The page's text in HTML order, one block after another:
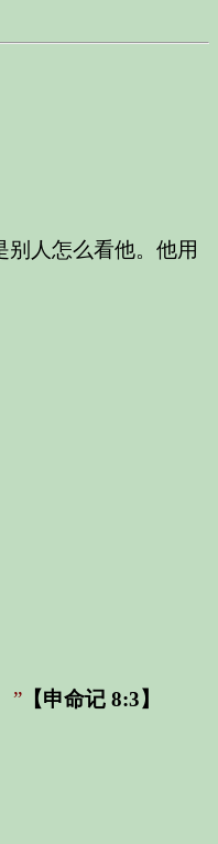
别人怎么看他。他用
” 【申命记 8:3】